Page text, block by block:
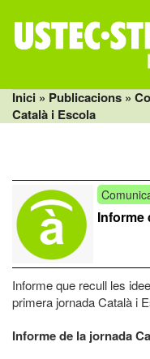
content
Inici » Publicacions »
Català i Escola
Informe
Informe que recull les
primera jornada Català i
Informe de la jornada